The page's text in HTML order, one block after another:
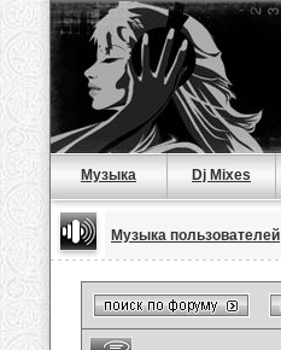
Музыка Dj Mixes
Музыка пользователей